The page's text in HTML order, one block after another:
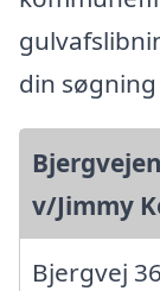
din
v/Jimmy
Bjergvej